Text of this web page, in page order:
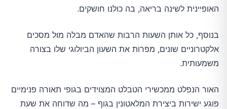
האופיינית לשינה בריאה, בה כולנו חושקים.
בנוסף, כל אותן השעות הרבות שהאדם מבלה מול מסכים
אלקטרוניים שונים, מפרות את השעון הביולוגי שלו בצורה
משמעותית.
האור הנפלט ממכשירי הטבלט המצוידים בגופי תאורה פנימיים
פוגע ישירות ביצירת המלאטונין בגוף – מה שדוחה את שעת